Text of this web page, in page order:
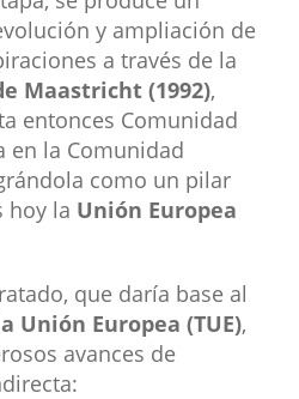
y ampliación de
a través de la
Maastricht (1992),
entonces Comunidad
en la Comunidad
como un pilar
hoy la Unión Europea
que daría base al
Unión Europea (TUE),
avances de